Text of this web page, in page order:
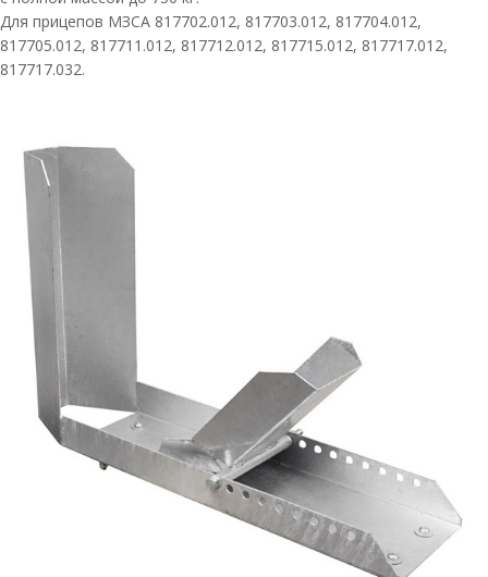
Для прицепов МЗСА 817702.012, 817703.012, 817704.012,
817705.012, 817711.012, 817712.012, 817715.012, 817717.012,
817717.032.